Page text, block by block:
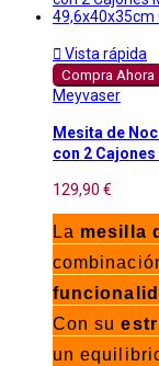
 Vista rápida
Compra Ahora
Meyvaser
Mesita de
con 2
129,90 €
La mesilla
Con su
un